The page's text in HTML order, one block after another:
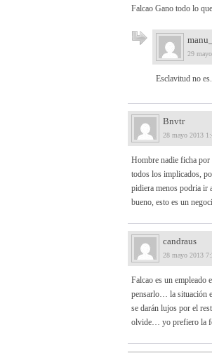
Falcao Gano todo lo
29
Esclavitud no
Bnvtr
28 mayo 2013
Hombre nadie ficha por
todos los implicados,
pidiera menos podria ir
bueno, esto es un
candraus
28 mayo 2013
Falcao es un empleado
pensarlo… la situación
se darán lujos por el
olvide… yo prefiero la